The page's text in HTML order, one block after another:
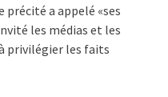
a appelé «ses
les médias et les
privilégier les faits